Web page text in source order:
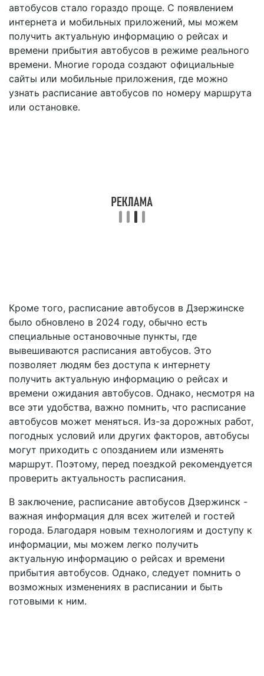
автобусов стало гораздо проще. С появлением
интернета и мобильных приложений, мы можем
получить актуальную информацию о рейсах и
времени прибытия автобусов в режиме реального
времени. Многие города создают официальные
сайты или мобильные приложения, где можно
узнать расписание автобусов по номеру маршрута
или остановке.
Кроме того, расписание автобусов в Дзержинске
было обновлено в 2024 году, обычно есть
специальные остановочные пункты, где
вывешиваются расписания автобусов. Это
позволяет людям без доступа к интернету
получить актуальную информацию о рейсах и
времени ожидания автобусов. Однако, несмотря на
все эти удобства, важно помнить, что расписание
автобусов может меняться. Из-за дорожных работ,
погодных условий или других факторов, автобусы
могут приходить с опозданием или изменять
маршрут. Поэтому, перед поездкой рекомендуется
проверить актуальность расписания.
В заключение, расписание автобусов Дзержинск -
важная информация для всех жителей и гостей
города. Благодаря новым технологиям и доступу к
информации, мы можем легко получить
актуальную информацию о рейсах и времени
прибытия автобусов. Однако, следует помнить о
возможных изменениях в расписании и быть
готовыми к ним.